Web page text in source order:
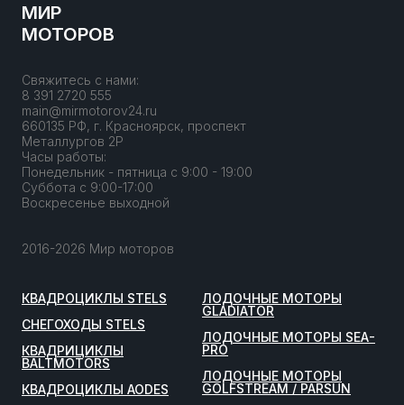
МИР
МОТОРОВ
Свяжитесь с нами:
8 391 2720 555
main@mirmotorov24.ru
660135 РФ, г. Красноярск, проспект
Металлургов 2Р
Часы работы:
Понедельник - пятница с 9:00 - 19:00
Суббота с 9:00-17:00
Воскресенье выходной
2016-2026 Мир моторов
КВАДРОЦИКЛЫ STELS
СНЕГОХОДЫ STELS
КВАДРИЦИКЛЫ
BALTMOTORS
КВАДРОЦИКЛЫ AODES
ЛОДОЧНЫЕ МОТОРЫ
GLADIATOR
ЛОДОЧНЫЕ МОТОРЫ SEA-
PRO
ЛОДОЧНЫЕ МОТОРЫ
GOLFSTREAM / PARSUN